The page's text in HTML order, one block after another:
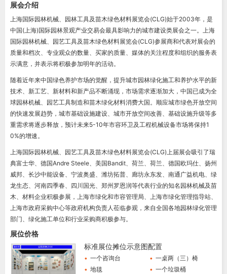
展会介绍
上海国际园林机械、园林工具及苗木绿色材料展览会(CLG)始于2003年，是
中国(上海)国际园林景观产业交易会最具影响力的城市建设类展会之一。上海
国际园林机械、园艺工具及苗木绿色材料展览会(CLG)参展商和代表对展会的
质量和档次、专业观众的数量、买家的质量、媒体的关注程度和组织的服务表
示满意，并表示将积极参加明年的活动。
随着近年来中国绿色养护市场的觉醒，提升城市园林绿化施工和养护水平的新
技术、新工艺、新材料和新产品不断涌现，市场需求逐渐加大，中国已成为全
球园林机械、园艺工具制造和苗木绿化材料消费大国。顺应城市绿色开放空间
的快速发展趋势，城市基础设施建设、城市开放空间改善、基础设施升级等多
重需求将逐步释放，预计未来5-10年市容环卫及工程机械设备市场将保持1
0%的增速。
上海国际园林机械、园艺工具及苗木绿色材料展览会(CLG)上届展会吸引了瑞
典富士华、德国Andre Steele、美国Bandit、荷兰、荷兰、德国欧玛仕、扬州
威邦、长沙中能设备、宁波奥盛、潍坊拓普、廊坊永东发、南通广益机电、绿
龙生态、河南四季春、四川国光、郑州罗恩润等代表行业的知名园林机械及苗
木、材料企业积极参展，上海市绿化和市容管理局、上海市绿化管理指导站、
上海市政府采购中心等政府机构负责人莅临参观，来自全国各地园林绿化管理
部门、绿化施工单位和行业采购商积极参与。
展位价格
标准展位摊位示意图配置
• 一个咨询台 • 一桌两（三）椅
• 地毯 • 一个垃圾桶